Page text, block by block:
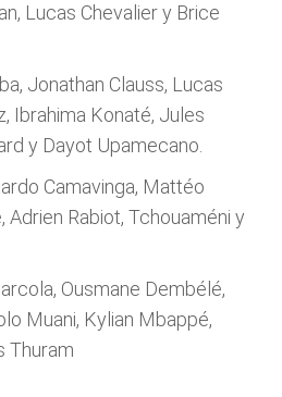
Lucas Chevalier y Brice
Jonathan Clauss, Lucas
Ibrahima Konaté, Jules
y Dayot Upamecano.
Camavinga, Mattéo
Adrien Rabiot, Tchouaméni y
Ousmane Dembélé,
Muani, Kylian Mbappé,
Thuram